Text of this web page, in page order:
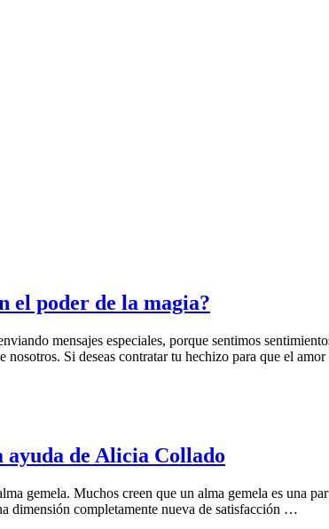
el poder de la magia?
mensajes especiales, porque sentimos
nosotros. Si deseas contratar tu hechizo para que el
ayuda de Alicia Collado
gemela. Muchos creen que un alma gemela es una
dimensión completamente nueva de satisfacción …